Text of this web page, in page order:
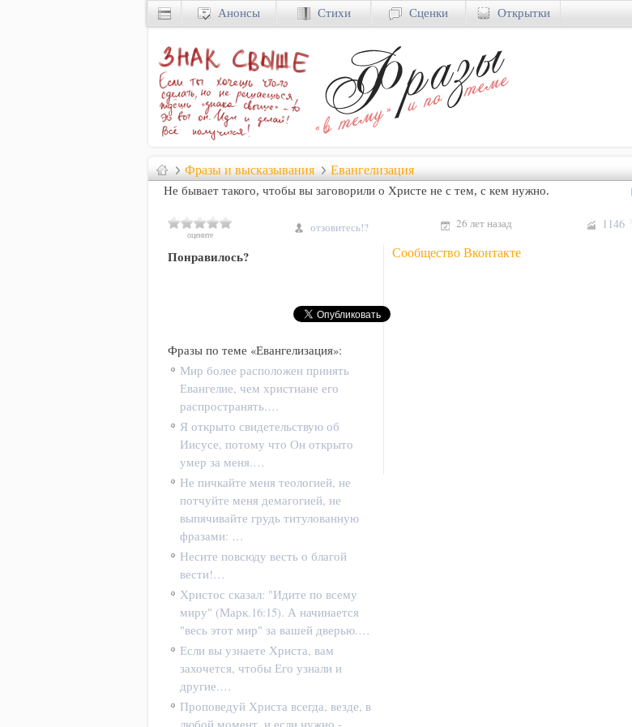
Фразы и высказывания Евангелизация
Не бывает такого, чтобы вы заговорили о Христе не с тем, с кем нужно.
оцените отзовитесь!? 26 лет назад 1146
Сообщество Вконтакте
Понравилось?
Фразы по теме «Евангелизация»:
Мир более расположен принять
Евангелие, чем христиане его
распространять.…
Я открыто свидетельствую об
Иисусе, потому что Он открыто
умер за меня.…
Не пичкайте меня теологией, не
потчуйте меня демагогией, не
выпячивайте грудь титулованную
фразами: …
Несите повсюду весть о благой
вести!…
Христос сказал: "Идите по всему
миру" (Марк.16:15). А начинается
"весь этот мир" за вашей дверью.…
Если вы узнаете Христа, вам
захочется, чтобы Его узнали и
другие.…
Проповедуй Христа всегда, везде, в
Анонсы Стихи Сценки Открытки